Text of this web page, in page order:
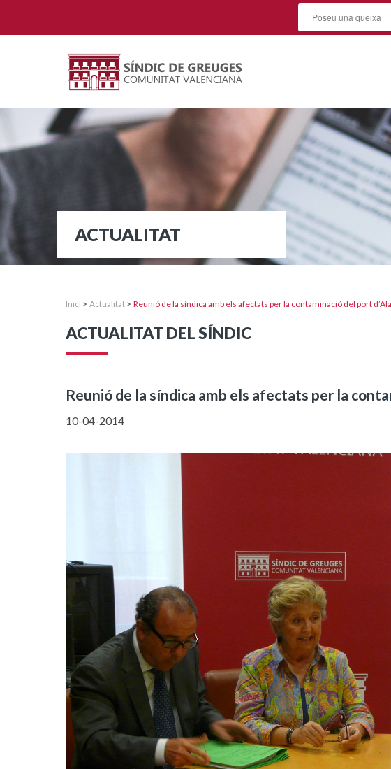
Poseu una queixa
ACTUALITAT
Inici > Actualitat> Reunió de la síndica amb els afectats per la contaminació del port
ACTUALITAT DEL SÍNDIC
Reunió de la síndica amb els afectats per la
10-04-2014